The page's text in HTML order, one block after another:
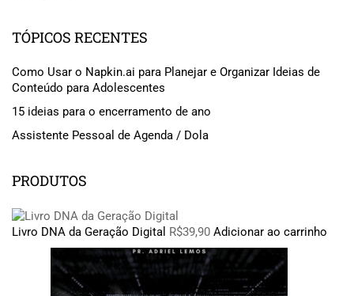
TÓPICOS RECENTES
Como Usar o Napkin.ai para Planejar e Organizar Ideias de
Conteúdo para Adolescentes
15 ideias para o encerramento de ano
Assistente Pessoal de Agenda / Dola
PRODUTOS
Livro DNA da Geração Digital R$39,90 Adicionar ao carrinho